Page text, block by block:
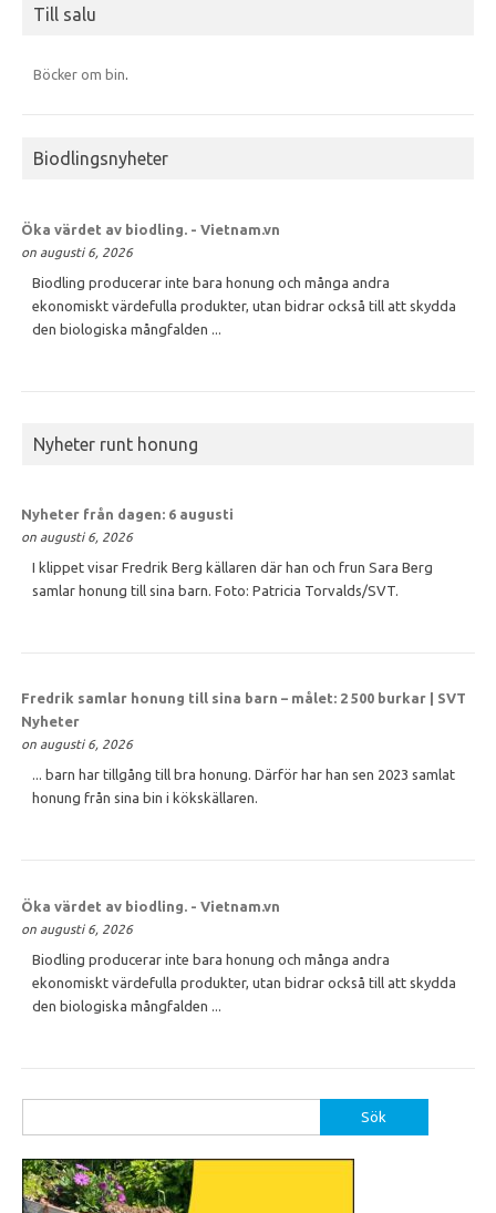
Till salu
Böcker om bin.
Biodlingsnyheter
Öka värdet av biodling. - Vietnam.vn
on augusti 6, 2026
Biodling producerar inte bara honung och många andra
ekonomiskt värdefulla produkter, utan bidrar också till att skydda
den biologiska mångfalden ...
Nyheter runt honung
Nyheter från dagen: 6 augusti
on augusti 6, 2026
I klippet visar Fredrik Berg källaren där han och frun Sara Berg
samlar honung till sina barn. Foto: Patricia Torvalds/SVT.
Fredrik samlar honung till sina barn – målet: 2 500 burkar | SVT
Nyheter
on augusti 6, 2026
... barn har tillgång till bra honung. Därför har han sen 2023 samlat
honung från sina bin i kökskällaren.
Öka värdet av biodling. - Vietnam.vn
on augusti 6, 2026
Biodling producerar inte bara honung och många andra
ekonomiskt värdefulla produkter, utan bidrar också till att skydda
den biologiska mångfalden ...
efter: